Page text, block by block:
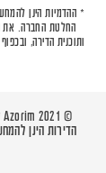
* ההדמיות הינן
החלטת החברה. את
ותוכנית הדירה,
הדירות הינן